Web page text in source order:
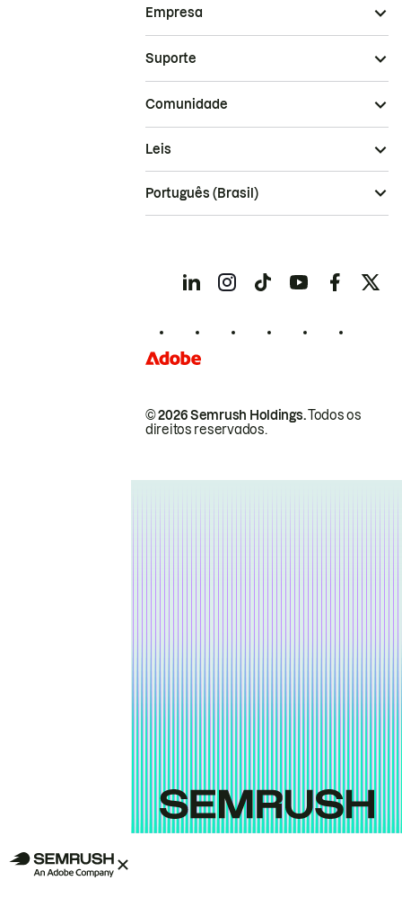
Empresa
Suporte
Comunidade
© 2026 Semrush Holdings.Todos os
direitos reservados.
Leis
Português (Brasil)